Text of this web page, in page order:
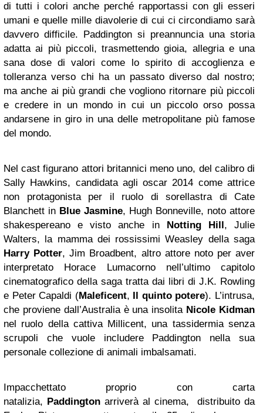
di tutti i colori anche perché rapportassi con gli esseri
umani e quelle mille diavolerie di cui ci circondiamo sarà
davvero difficile. Paddington si preannuncia una storia
adatta ai più piccoli, trasmettendo gioia, allegria e una
sana dose di valori come lo spirito di accoglienza e
tolleranza verso chi ha un passato diverso dal nostro;
ma anche ai più grandi che vogliono ritornare più piccoli
e credere in un mondo in cui un piccolo orso possa
andarsene in giro in una delle metropolitane più famose
del mondo.
Nel cast figurano attori britannici meno uno, del calibro di
Sally Hawkins, candidata agli oscar 2014 come attrice
non protagonista per il ruolo di sorellastra di Cate
Blanchett in Blue Jasmine, Hugh Bonneville, noto attore
shakespereano e visto anche in Notting Hill, Julie
Walters, la mamma dei rossissimi Weasley della saga
Harry Potter, Jim Broadbent, altro attore noto per aver
interpretato Horace Lumacorno nell’ultimo capitolo
cinematografico della saga tratta dai libri di J.K. Rowling
e Peter Capaldi (Maleficent, Il quinto potere). L’intrusa,
che proviene dall’Australia è una insolita Nicole Kidman
nel ruolo della cattiva Millicent, una tassidermia senza
scrupoli che vuole includere Paddington nella sua
personale collezione di animali imbalsamati.
Impacchettato proprio con carta
natalizia, Paddington arriverà al cinema, distribuito da